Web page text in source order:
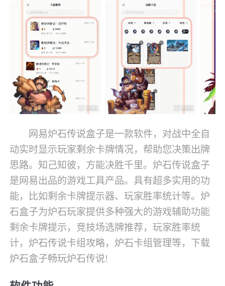
网易炉石传说盒子是一款软件，对战中全自
动实时显示玩家剩余卡牌情况，帮助您决策出牌
思路。知己知彼，方能决胜千里。炉石传说盒子
是网易出品的游戏工具产品。具有超多实用的功
能，比如剩余卡牌提示器、玩家胜率统计等。炉
石盒子为炉石玩家提供多种强大的游戏辅助功能
剩余卡牌提示，竞技场选牌推荐，玩家胜率统
计，炉石传说卡组攻略，炉石卡组管理等，下载
炉石盒子畅玩炉石传说!